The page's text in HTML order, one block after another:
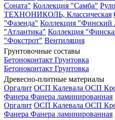
Соната" Коллекция "Самба"
ТЕХНОНИКОЛЬ, Классическая
"Фазенда" Коллекция "Финский
"Атлантика" Коллекция
"Фокстрот" Вентиляция
Грунтовочные составы
Бетоноконтакт Грунтовка
Бетоноконтакт Грунтовка
Древесно-плитные материалы
Оргалит ОСП Калевала ОСП
Фанера Фанера ламинированная
Оргалит ОСП Калевала ОСП
Фанера Фанера ламинированная